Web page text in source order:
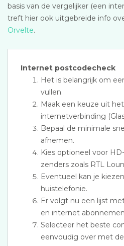
basis van de vergelijker (een
treft hier ook uitgebreide info
Orvelte.
Internet postcodecheck
Het is belangrijk om
vullen.
Maak een keuze uit
internetverbinding
Bepaal de minimale
afnemen.
Kies optioneel voor
zenders zoals RTL
Eventueel kan je
huistelefonie.
Er volgt nu een lijst
en internet
Selecteer het beste
eenvoudig over met